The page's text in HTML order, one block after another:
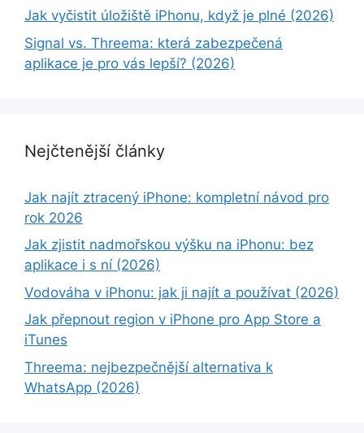
Jak vyčistit úložiště iPhonu, když je plné (2026)
Signal vs. Threema: která zabezpečená
aplikace je pro vás lepší? (2026)
Nejčtenější články
Jak najít ztracený iPhone: kompletní návod pro
rok 2026
Jak zjistit nadmořskou výšku na iPhonu: bez
aplikace i s ní (2026)
Vodováha v iPhonu: jak ji najít a používat (2026)
Jak přepnout region v iPhone pro App Store a
iTunes
Threema: nejbezpečnější alternativa k
WhatsApp (2026)